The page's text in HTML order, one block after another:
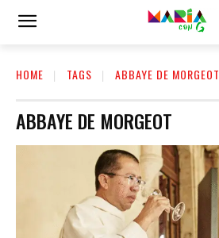
HOME TAGS ABBAYE DE MORGEOT
ABBAYE DE MORGEOT